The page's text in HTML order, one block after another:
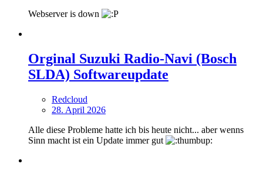
Webserver is down
Orginal Suzuki Radio-Navi (Bosch
SLDA) Softwareupdate
Redcloud
28. April 2026
Alle diese Probleme hatte ich bis heute nicht... aber wenns
Sinn macht ist ein Update immer gut